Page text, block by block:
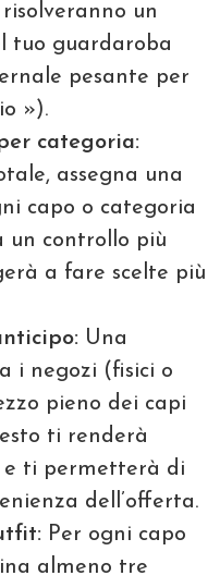
un
tuo guardaroba
pesante per
»).
categoria:
assegna una
capo o categoria
un controllo più
a fare scelte più
Una
i negozi (fisici o
pieno dei capi
ti renderà
e ti permetterà di
dell’offerta.
Per ogni capo
almeno tre